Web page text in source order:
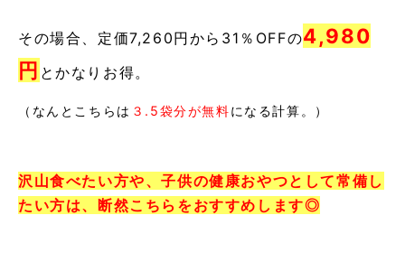
その場合、定価7,260円から31％OFFの4,980
円 とかなりお得。
（なんとこちらは ３.5袋分が無料になる計算。）
沢山食べたい方や、子供の健康おやつとして常備し
たい方は、 断然こちらをおすすめします◎